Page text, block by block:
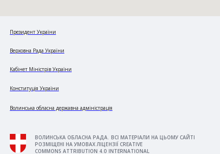
Президент України
Верховна Рада України
Кабінет Міністрів України
Конституція України
Волинська обласна державна адміністрація
ВОЛИНСЬКА ОБЛАСНА РАДА. ВСІ МАТЕРІАЛИ НА ЦЬОМУ САЙТІ
РОЗМІЩЕНІ НА УМОВАХ ЛІЦЕНЗІЇ CREATIVE
COMMONS ATTRIBUTION 4.0 INTERNATIONAL